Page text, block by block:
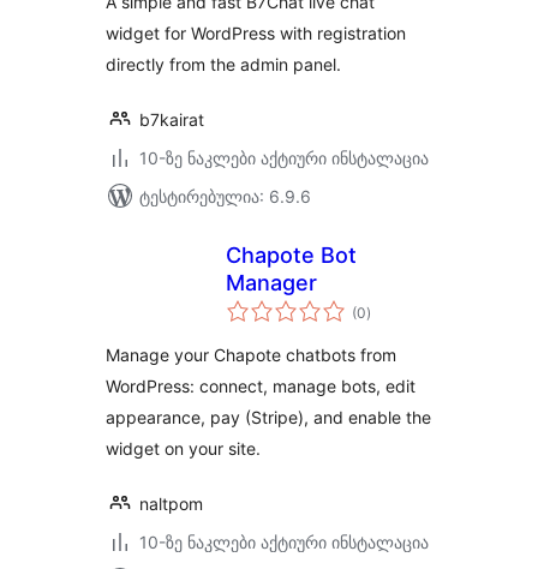
widget for WordPress with registration
directly from the admin panel.
b7kairat
10-ზე ნაკლები აქტიური ინსტალაცია
ტესტირებულია: 6.9.6
Chapote Bot
Manager
(0საერთო
რეიტინგი
)
Manage your Chapote chatbots from
WordPress: connect, manage bots, edit
appearance, pay (Stripe), and enable the
widget on your site.
naltpom
10-ზე ნაკლები აქტიური ინსტალაცია